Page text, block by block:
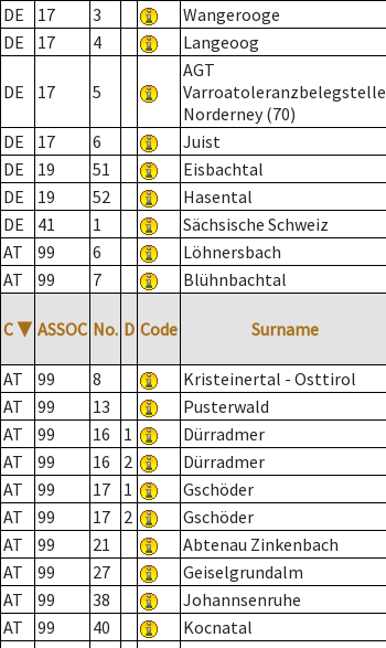
DE
17 3 Wangerooge
DE
17 4 Langeoog
DE 17 5
AGT
Varroatoleranzbelegstelle
Norderney (70)
DE 17 6 Juist
DE
19 51 Eisbachtal
DE
19 52 Hasental
DE
41 1 Sächsische Schweiz
AT
99 6 Löhnersbach
AT
99 7 Blühnbachtal
C ▼ ASSOC No. D Code Surname
AT
99 8 Kristeinertal - Osttirol
AT
99 13 Pusterwald
AT
99 16 1 Dürradmer
AT
99 16 2 Dürradmer
AT
99 17 1 Gschöder
AT
99 17 2 Gschöder
AT
99 21 Abtenau Zinkenbach
AT
99 27 Geiselgrundalm
AT
99 38 Johannsenruhe
AT
99 40 Kocnatal